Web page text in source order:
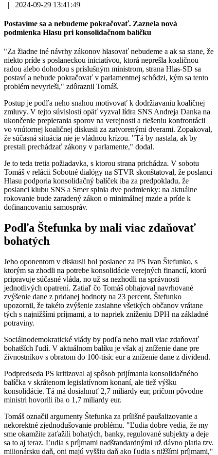
|
2024-09-29 13:41:49
Postavíme sa a nebudeme pokračovať. Zaznela nová
podmienka Hlasu pri konsolidačnom balíčku
"Za žiadne iné návrhy zákonov hlasovať nebudeme a ak sa stane, že
niekto príde s poslaneckou iniciatívou, ktorá neprešla koaličnou
radou alebo dohodou s príslušným ministrom, strana Hlas-SD sa
postaví a nebude pokračovať v parlamentnej schôdzi, kým sa tento
problém nevyrieši," zdôraznil Tomáš.
Postup je podľa neho snahou motivovať k dodržiavaniu koaličnej
zmluvy. V tejto súvislosti opäť vyzval lídra SNS Andreja Danka na
ukončenie prepierania sporov na verejnosti a riešeniu konfrontácii
vo vnútornej koaličnej diskusii za zatvorenými dverami. Zopakoval,
že súčasná situácia nie je vládnou krízou. "Tá by nastala, ak by
prestali prechádzať zákony v parlamente," dodal.
Je to teda tretia požiadavka, s ktorou strana prichádza. V sobotu
Tomáš v relácii Sobotné dialógy na STVR skonštatoval, že poslanci
Hlasu podporia konsolidačný balíček iba za predpokladu, že
poslanci klubu SNS a Smer splnia dve podmienky: na aktuálne
rokovanie bude zaradený zákon o minimálnej mzde a príde k
dofinancovaniu samospráv.
Podľa Štefunka by mali viac zdaňovať
bohatých
Jeho oponentom v diskusii bol poslanec za PS Ivan Štefunko, s
ktorým sa zhodli na potrebe konsolidácie verejných financií, ktorú
pripravuje súčasné vláda, no už sa nezhodli na správnosti
jednotlivých opatrení. Zatiaľ čo Tomáš obhajoval navrhované
zvýšenie dane z pridanej hodnoty na 23 percent, Štefunko
upozornil, že takéto zvýšenie zasiahne všetkých občanov vrátane
tých s najnižšími príjmami, a to napriek zníženiu DPH na základné
potraviny.
Sociálnodemokratické vlády by podľa neho mali viac zdaňovať
bohatších ľudí. V aktuálnom balíku je však aj zníženie dane pre
živnostníkov s obratom do 100-tisíc eur a zníženie dane z dividend.
Podpredseda PS kritizoval aj spôsob prijímania konsolidačného
balíčka v skrátenom legislatívnom konaní, ale tiež výšku
konsolidácie. Tá má dosiahnuť 2,7 miliardy eur, pričom pôvodne
ministri hovorili iba o 1,7 miliardy eur.
Tomáš označil argumenty Štefunka za prílišné paušalizovanie a
nekorektné zjednodušovanie problému. "Ľudia dobre vedia, že my
sme okamžite zaťažili bohatých, banky, regulované subjekty a deje
sa to aj teraz. Ľudia s príjmami nadštandardnými už dávno platia tzv.
milionársku daň, oni majú vyššiu daň ako ľudia s nižšími príjmami,"